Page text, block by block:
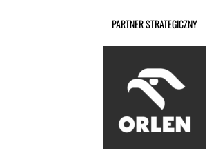
PARTNER STRATEGICZNY